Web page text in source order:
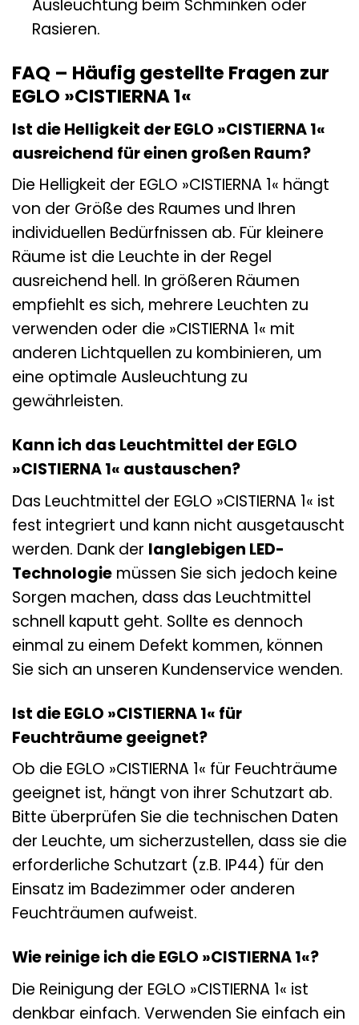
Ausleuchtung beim Schminken oder
Rasieren.
FAQ – Häufig gestellte Fragen zur
EGLO »CISTIERNA 1«
Ist die Helligkeit der EGLO »CISTIERNA 1«
ausreichend für einen großen Raum?
Die Helligkeit der EGLO »CISTIERNA 1« hängt
von der Größe des Raumes und Ihren
individuellen Bedürfnissen ab. Für kleinere
Räume ist die Leuchte in der Regel
ausreichend hell. In größeren Räumen
empfiehlt es sich, mehrere Leuchten zu
verwenden oder die »CISTIERNA 1« mit
anderen Lichtquellen zu kombinieren, um
eine optimale Ausleuchtung zu
gewährleisten.
Kann ich das Leuchtmittel der EGLO
»CISTIERNA 1« austauschen?
Das Leuchtmittel der EGLO »CISTIERNA 1« ist
fest integriert und kann nicht ausgetauscht
werden. Dank der langlebigen LED-
Technologie müssen Sie sich jedoch keine
Sorgen machen, dass das Leuchtmittel
schnell kaputt geht. Sollte es dennoch
einmal zu einem Defekt kommen, können
Sie sich an unseren Kundenservice wenden.
Ist die EGLO »CISTIERNA 1« für
Feuchträume geeignet?
Ob die EGLO »CISTIERNA 1« für Feuchträume
geeignet ist, hängt von ihrer Schutzart ab.
Bitte überprüfen Sie die technischen Daten
der Leuchte, um sicherzustellen, dass sie die
erforderliche Schutzart (z.B. IP44) für den
Einsatz im Badezimmer oder anderen
Feuchträumen aufweist.
Wie reinige ich die EGLO »CISTIERNA 1«?
Die Reinigung der EGLO »CISTIERNA 1« ist
denkbar einfach. Verwenden Sie einfach ein